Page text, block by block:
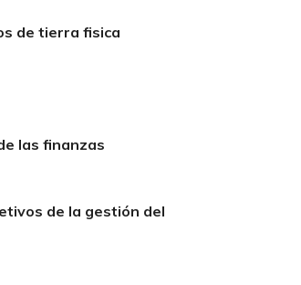
de tierra fisica
las finanzas
de la gestión del